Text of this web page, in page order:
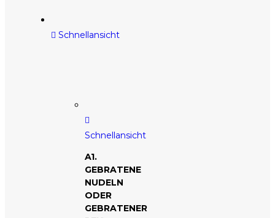
Schnellansicht
Schnellansicht
A1.
GEBRATENE
NUDELN
ODER
GEBRATENER